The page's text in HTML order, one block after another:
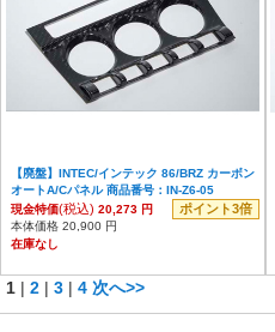
【廃盤】INTEC/インテック 86/BRZ カーボン
オートA/Cパネル 商品番号：IN-Z6-05
現金特価(税込) 20,273 円 ポイント3倍
本体価格 20,900 円
在庫なし
1 | 2 | 3 | 4 次へ>>